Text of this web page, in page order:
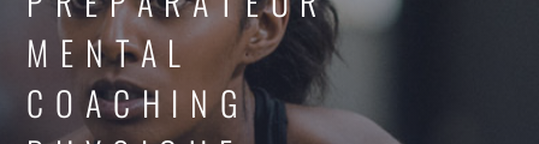
MENTAL
COACHING